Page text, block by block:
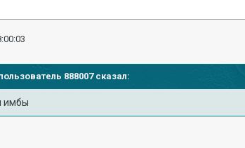
888007сказал:
имбы